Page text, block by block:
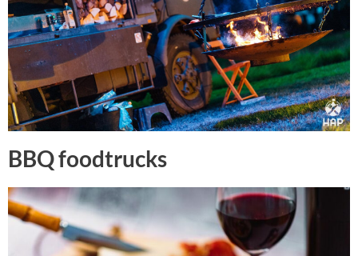
BBQ foodtrucks